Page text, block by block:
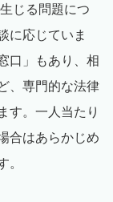
じる問題につ
に応じていま
口」もあり、相
、専門的な法律
す。一人当たり
合はあらかじめ
。